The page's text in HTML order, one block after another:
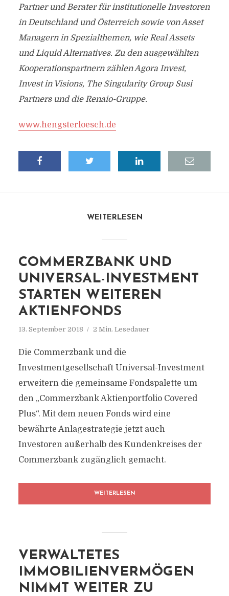
Partner und Berater für institutionelle Investoren
in Deutschland und Österreich sowie von Asset
Managern in Spezialthemen, wie Real Assets
und Liquid Alternatives. Zu den ausgewählten
Kooperationspartnern zählen Agora Invest,
Invest in Visions, The Singularity Group Susi
Partners und die Renaio-Gruppe.
www.hengsterloesch.de
WEITERLESEN
COMMERZBANK UND
UNIVERSAL-INVESTMENT
STARTEN WEITEREN
AKTIENFONDS
13. September 2018 2 Min. Lesedauer
Die Commerzbank und die
Investmentgesellschaft Universal-Investment
erweitern die gemeinsame Fondspalette um
den „Commerzbank Aktienportfolio Covered
Plus“. Mit dem neuen Fonds wird eine
bewährte Anlagestrategie jetzt auch
Investoren außerhalb des Kundenkreises der
Commerzbank zugänglich gemacht.
WEITERLESEN
VERWALTETES
IMMOBILIENVERMÖGEN
NIMMT WEITER ZU